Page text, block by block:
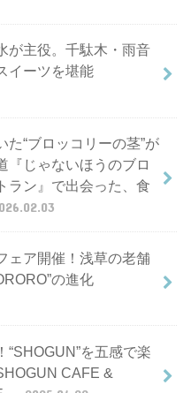
が主役。千駄木・雨音
イーツを堪能
た“ブロッコリーの茎”が
『じゃないほうのブロ
ラン』で出会った、食
ェア開催！浅草の老舗
の進化
“SHOGUN”を五感で楽
CAFE &